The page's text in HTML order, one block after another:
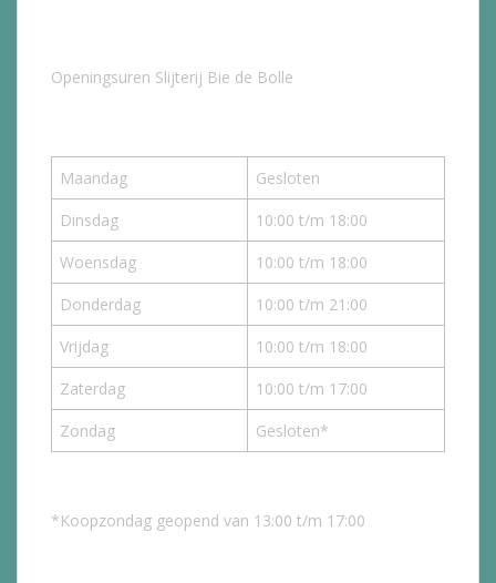
Openingsuren Slijterij Bie de Bolle
Maandag
Gesloten
Dinsdag
10:00 t/m 18:00
Woensdag
10:00 t/m 18:00
Donderdag
10:00 t/m 21:00
Vrijdag
10:00 t/m 18:00
Zaterdag
10:00 t/m 17:00
Zondag
Gesloten*
*Koopzondag geopend van 13:00 t/m 17:00